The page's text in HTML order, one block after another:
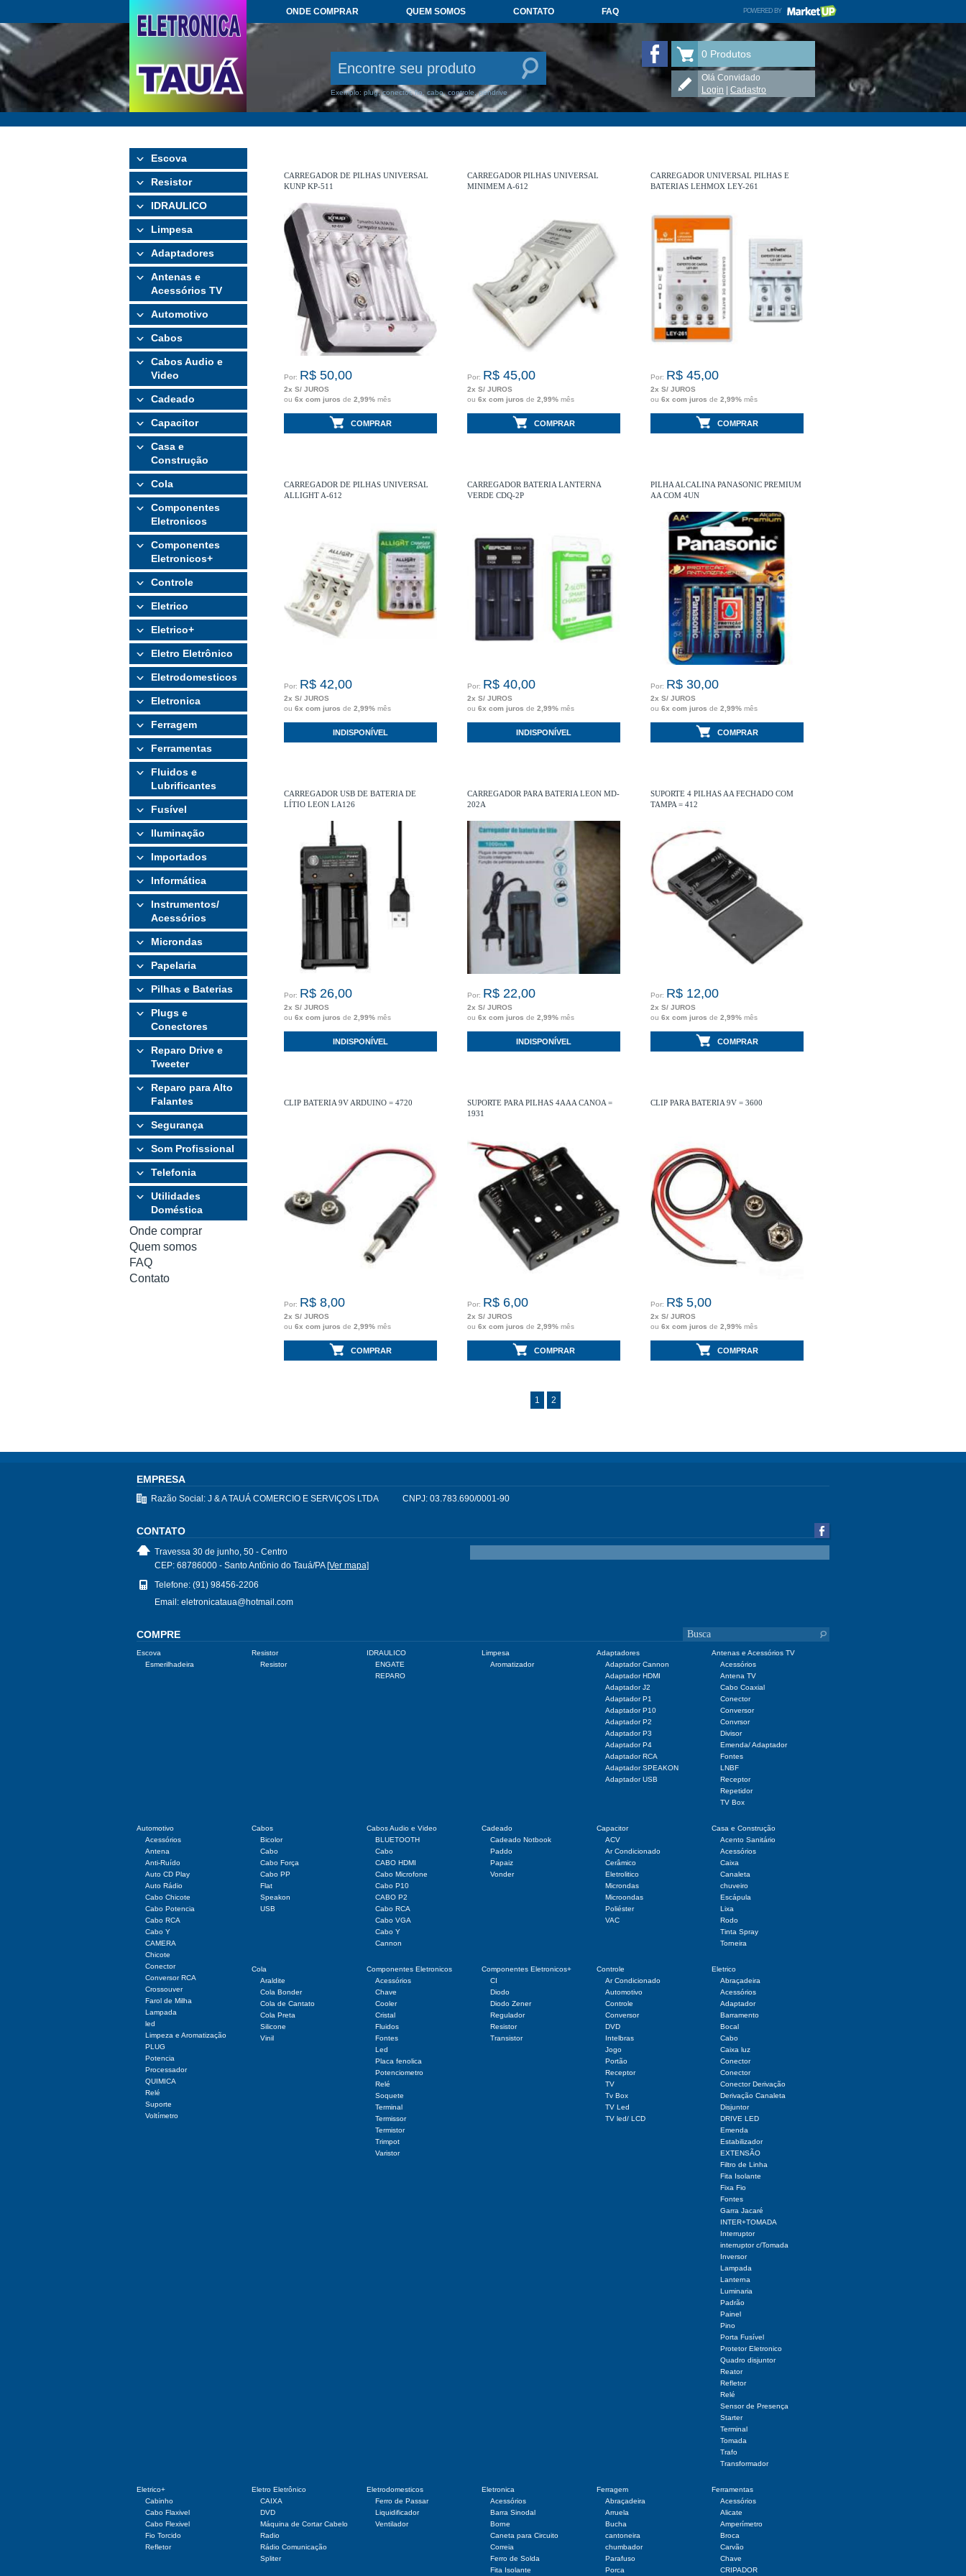
ONDE COMPRAR QUEM SOMOS CONTATO FAQ POWERED BY
Exemplo: plug, conector, fio, cabo, controle, pendrive
ELETRÔNICA TAUÁ no Facebook
0 Produtos
Olá Convidado
Login
Cadastro
Escova
Resistor
IDRAULICO
Limpesa
Adaptadores
Antenas e
Acessórios TV
Automotivo
Cabos
Cabos Audio e
Video
Cadeado
Capacitor
Casa e
Construção
Cola
Componentes
Eletronicos
Componentes
Eletronicos+
Controle
Eletrico
Eletrico+
Eletro Eletrônico
Eletrodomesticos
Eletronica
Ferragem
Ferramentas
Fluidos e
Lubrificantes
Fusível
Iluminação
Importados
Informática
Instrumentos/
Acessórios
Microndas
Papelaria
Pilhas e Baterias
Plugs e
Conectores
Reparo Drive e
Tweeter
Reparo para Alto
Falantes
Segurança
Som Profissional
Telefonia
Utilidades
Doméstica
Onde comprar
Quem somos
FAQ
Contato
CARREGADOR DE PILHAS UNIVERSAL
KUNP KP-511
Por: R$ 50,00
2x S/ JUROS
ou 6x com juros de 2,99% mês
COMPRAR
CARREGADOR PILHAS UNIVERSAL
MINIMEM A-612
Por: R$ 45,00
2x S/ JUROS
ou 6x com juros de 2,99% mês
COMPRAR
CARREGADOR UNIVERSAL PILHAS E
BATERIAS LEHMOX LEY-261
Por: R$ 45,00
2x S/ JUROS
ou 6x com juros de 2,99% mês
COMPRAR
CARREGADOR DE PILHAS UNIVERSAL
ALLIGHT A-612
Por: R$ 42,00
2x S/ JUROS
ou 6x com juros de 2,99% mês
INDISPONÍVEL
CARREGADOR BATERIA LANTERNA
VERDE CDQ-2P
Por: R$ 40,00
2x S/ JUROS
ou 6x com juros de 2,99% mês
INDISPONÍVEL
PILHA ALCALINA PANASONIC PREMIUM
AA COM 4UN
Por: R$ 30,00
2x S/ JUROS
ou 6x com juros de 2,99% mês
COMPRAR
CARREGADOR USB DE BATERIA DE
LÍTIO LEON LA126
Por: R$ 26,00
2x S/ JUROS
ou 6x com juros de 2,99% mês
INDISPONÍVEL
CARREGADOR PARA BATERIA LEON MD-
202A
Por: R$ 22,00
2x S/ JUROS
ou 6x com juros de 2,99% mês
INDISPONÍVEL
SUPORTE 4 PILHAS AA FECHADO COM
TAMPA = 412
Por: R$ 12,00
2x S/ JUROS
ou 6x com juros de 2,99% mês
COMPRAR
CLIP BATERIA 9V ARDUINO = 4720
Por: R$ 8,00
2x S/ JUROS
ou 6x com juros de 2,99% mês
COMPRAR
SUPORTE PARA PILHAS 4AAA CANOA =
1931
Por: R$ 6,00
2x S/ JUROS
ou 6x com juros de 2,99% mês
COMPRAR
CLIP PARA BATERIA 9V = 3600
Por: R$ 5,00
2x S/ JUROS
ou 6x com juros de 2,99% mês
COMPRAR
1 2
EMPRESA
Razão Social: J & A TAUÁ COMERCIO E SERVIÇOS LTDA CNPJ: 03.783.690/0001-90
CONTATO
Travessa 30 de junho, 50 - Centro
CEP: 68786000 - Santo Antônio do Tauá/PA [Ver mapa]
Telefone: (91) 98456-2206
Email: eletronicataua@hotmail.com
COMPRE
Escova
Esmerilhadeira
Resistor
Resistor
IDRAULICO
ENGATE
REPARO
Limpesa
Aromatizador
Adaptadores
Adaptador Cannon
Adaptador HDMI
Adaptador J2
Adaptador P1
Adaptador P10
Adaptador P2
Adaptador P3
Adaptador P4
Adaptador RCA
Adaptador SPEAKON
Adaptador USB
Antenas e Acessórios TV
Acessórios
Antena TV
Cabo Coaxial
Conector
Conversor
Convrsor
Divisor
Emenda/ Adaptador
Fontes
LNBF
Receptor
Repetidor
TV Box
Automotivo
Acessórios
Antena
Anti-Ruído
Auto CD Play
Auto Rádio
Cabo Chicote
Cabo Potencia
Cabo RCA
Cabo Y
CAMERA
Chicote
Conector
Conversor RCA
Crossouver
Farol de Milha
Lampada
led
Limpeza e Aromatização
PLUG
Potencia
Processador
QUIMICA
Relé
Suporte
Voltímetro
Cabos
Bicolor
Cabo
Cabo Força
Cabo PP
Flat
Speakon
USB
Cabos Audio e Video
BLUETOOTH
Cabo
CABO HDMI
Cabo Microfone
Cabo P10
CABO P2
Cabo RCA
Cabo VGA
Cabo Y
Cannon
Cadeado
Cadeado Notbook
Paddo
Papaiz
Vonder
Capacitor
ACV
Ar Condicionado
Cerâmico
Eletrolitico
Microndas
Microondas
Poliéster
VAC
Casa e Construção
Acento Sanitário
Acessórios
Caixa
Canaleta
chuveiro
Escápula
Lixa
Rodo
Tinta Spray
Torneira
Cola
Araldite
Cola Bonder
Cola de Cantato
Cola Preta
Silicone
Vinil
Componentes Eletronicos
Acessórios
Chave
Cooler
Cristal
Fluidos
Fontes
Led
Placa fenolica
Potenciometro
Relé
Soquete
Terminal
Termissor
Termistor
Trimpot
Varistor
Componentes Eletronicos+
CI
Diodo
Diodo Zener
Regulador
Resistor
Transistor
Controle
Ar Condicionado
Automotivo
Controle
Conversor
DVD
Intelbras
Jogo
Portão
Receptor
TV
Tv Box
TV Led
TV led/ LCD
Eletrico
Abraçadeira
Acessórios
Adaptador
Barramento
Bocal
Cabo
Caixa luz
Conector
Conector
Conector Derivação
Derivação Canaleta
Disjuntor
DRIVE LED
Emenda
Estabilizador
EXTENSÃO
Filtro de Linha
Fita Isolante
Fixa Fio
Fontes
Garra Jacaré
INTER+TOMADA
Interruptor
interruptor c/Tomada
Inversor
Lampada
Lanterna
Luminaria
Padrão
Painel
Pino
Porta Fusível
Protetor Eletronico
Quadro disjuntor
Reator
Refletor
Relé
Sensor de Presença
Starter
Terminal
Tomada
Trafo
Transformador
Eletrico+
Cabinho
Cabo Flaxivel
Cabo Flexivel
Fio Torcido
Refletor
Eletro Eletrônico
CAIXA
DVD
Máquina de Cortar Cabelo
Radio
Rádio Comunicação
Spliter
Eletrodomesticos
Ferro de Passar
Liquidificador
Ventilador
Eletronica
Acessórios
Barra Sinodal
Borne
Caneta para Circuito
Correia
Ferro de Solda
Fita Isolante
Ferragem
Abraçadeira
Arruela
Bucha
cantoneira
chumbador
Parafuso
Porca
Ferramentas
Acessórios
Alicate
Amperímetro
Broca
Carvão
Chave
CRIPADOR